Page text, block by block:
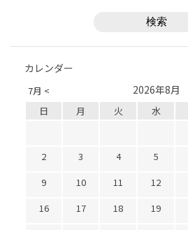
カレンダー
7月 < 2026年8月
日 月 火 水
2
3 4 5
9
10 11 12
16
17 18 19